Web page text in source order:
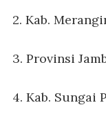
2. Kab.
3. Provinsi
4. Kab. Sungai